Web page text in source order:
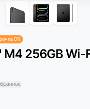
M4 256GB Wi-
0%